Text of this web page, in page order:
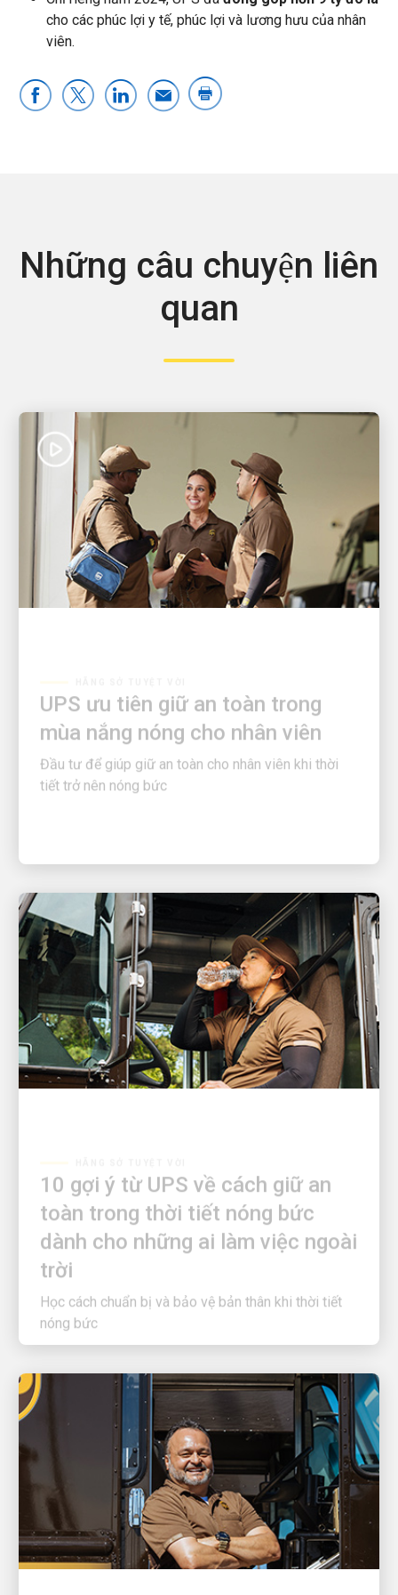
cho các phúc lợi y tế, phúc lợi và lương hưu của nhân
viên.
Những câu chuyện liên
quan
mùa nắng nóng cho nhân viên
Đầu tư để giúp giữ an toàn cho nhân viên khi thời
tiết trở nên nóng bức
toàn trong thời tiết nóng bức
dành cho những ai làm việc ngoài
trời
Học cách chuẩn bị và bảo vệ bản thân khi thời tiết
nóng bức